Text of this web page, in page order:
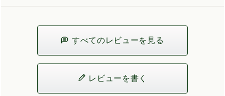
すべてのレビューを見る
レビューを書く